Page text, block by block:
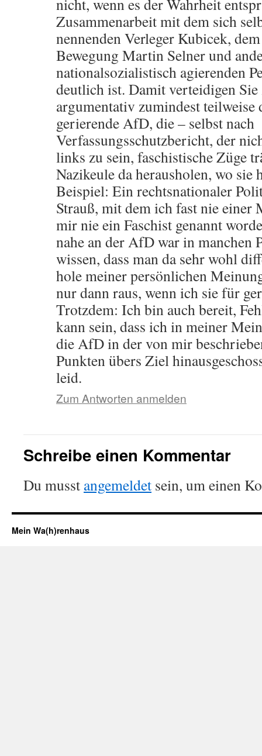
nicht, wenn es der Wahrheit
Zusammenarbeit mit dem sich
nennenden Verleger Kubicek,
Bewegung Martin Selner und
nationalsozialistisch agierenden
deutlich ist. Damit verteidigen
argumentativ zumindest teilweise
gerierende AfD, die – selbst nach
Verfassungsschutzbericht, der
links zu sein, faschistische Züge
Nazikeule da herausholen, wo sie
Beispiel: Ein rechtsnationaler
Strauß, mit dem ich fast nie einer
mir nie ein Faschist genannt
nahe an der AfD war in manchen
wissen, dass man da sehr wohl
hole meiner persönlichen
nur dann raus, wenn ich sie für
Trotzdem: Ich bin auch bereit,
kann sein, dass ich in meiner
die AfD in der von mir
Punkten übers Ziel
leid.
Zum Antworten anmelden
Schreibe einen Kommentar
Du musst angemeldet sein, um einen
Mein Wa(h)renhaus